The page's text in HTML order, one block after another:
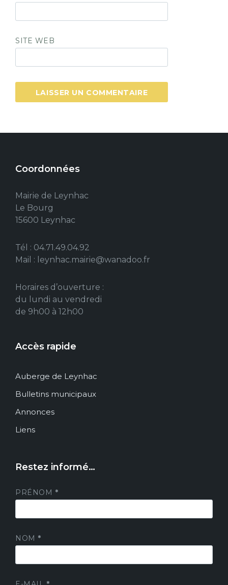
SITE WEB
Coordonnées
Mairie de Leynhac
Le Bourg
15600 Leynhac
Tél : 04.71.49.04.92
Mail : leynhac.mairie@wanadoo.fr
Horaires d’ouverture :
du lundi au vendredi
de 9h00 à 12h00
Accès rapide
Auberge de Leynhac
Bulletins municipaux
Annonces
Liens
Restez informé…
PRÉNOM *
NOM *